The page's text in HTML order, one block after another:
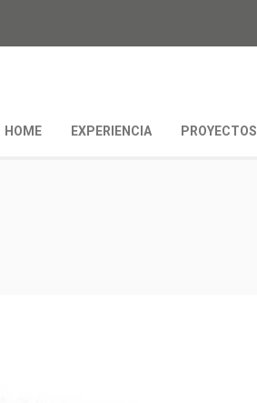
HOME EXPERIENCIA PROYECTOS